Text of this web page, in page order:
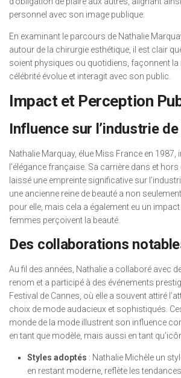
personnel avec son image publique.
En examinant le parcours de Nathalie
autour de la chirurgie esthétique, il est clair
soient physiques ou quotidiens, façonnent la
célébrité évolue et interagit avec son public.
Impact et Perception
Influence sur l’industrie
Nathalie Marquay, élue Miss France en 1987,
l’élégance française. Sa carrière dans et
laissé une empreinte significative sur
une ancienne reine de beauté a non
pour elle, mais cela a également eu un
femmes perçoivent la beauté.
Des collaborations
Au fil des années, Nathalie a collaboré avec
renom et a participé à des événements
Festival de Cannes, où elle a souvent attiré
choix de mode audacieux et sophistiqués.
monde de la mode illustrent son influence
en tant que modèle, mais aussi en tant
Styles adoptés : Nathalie Michèle un
en restant moderne, reflète les